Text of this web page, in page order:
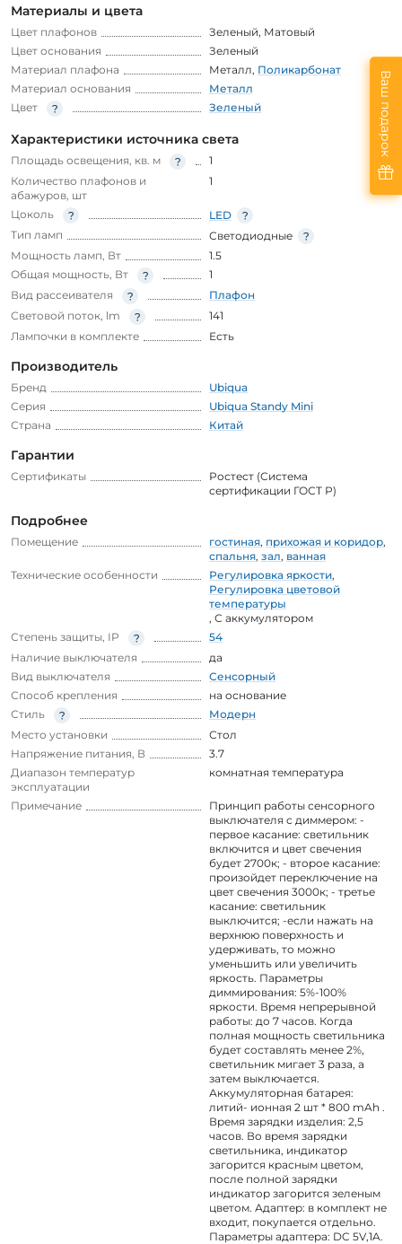
Материалы и цвета
Цвет плафонов Зеленый, Матовый
Цвет основания
Зеленый
Материал плафона
Металл, Поликарбонат
Материал основания
Металл
Цвет
Зеленый
Характеристики источника света
Площадь освещения, кв. м
1
Количество плафонов и
абажуров, шт
1
Цоколь
LED
Тип ламп
Светодиодные
Мощность ламп, Вт
1.5
Общая мощность, Вт
1
Вид рассеивателя
Плафон
Световой поток, lm
141
Лампочки в комплекте
Есть
Производитель
Бренд
Ubiqua
Серия
Ubiqua Standy Mini
Страна
Китай
Гарантии
Сертификаты
Ростест (Система
сертификации ГОСТ Р)
Подробнее
Помещение гостиная, прихожая и коридор,
спальня, зал, ванная
Технические особенности
Регулировка яркости,
Регулировка цветовой
температуры
, С аккумулятором
Степень защиты, IP
54
Наличие выключателя
да
Вид выключателя
Сенсорный
Способ крепления
на основание
Стиль
Модерн
Место установки
Стол
Напряжение питания, В
3.7
Диапазон температур
эксплуатации
комнатная температура
Примечание
Принцип работы сенсорного
выключателя с диммером: -
первое касание: светильник
включится и цвет свечения
будет 2700к; - второе касание:
произойдет переключение на
цвет свечения 3000к; - третье
касание: светильник
выключится; -если нажать на
верхнюю поверхность и
удерживать, то можно
уменьшить или увеличить
яркость. Параметры
диммирования: 5%-100%
яркости. Время непрерывной
работы: до 7 часов. Когда
полная мощность светильника
будет составлять менее 2%,
светильник мигает 3 раза, а
затем выключается.
Аккумуляторная батарея:
литий- ионная 2 шт * 800 mAh .
Время зарядки изделия: 2,5
часов. Во время зарядки
светильника, индикатор
загорится красным цветом,
после полной зарядки
индикатор загорится зеленым
цветом. Адаптер: в комплект не
входит, покупается отдельно.
Параметры адаптера: DC 5V,1A.
Ваш подарок